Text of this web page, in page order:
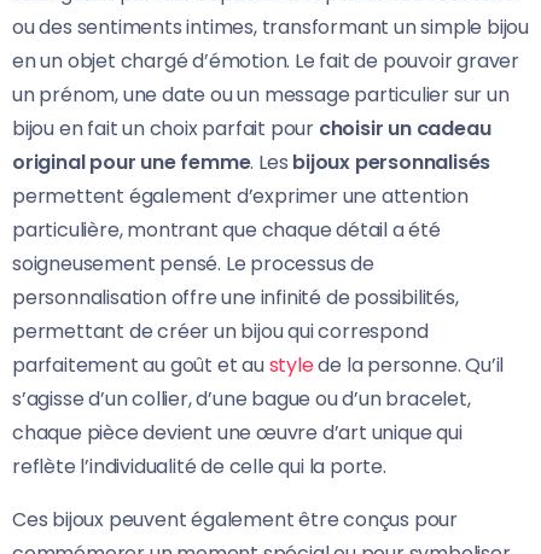
ou des sentiments intimes, transformant un simple bijou
en un objet chargé d’émotion. Le fait de pouvoir graver
un prénom, une date ou un message particulier sur un
bijou en fait un choix parfait pour choisir un cadeau
original pour une femme. Les bijoux personnalisés
permettent également d’exprimer une attention
particulière, montrant que chaque détail a été
soigneusement pensé. Le processus de
personnalisation offre une infinité de possibilités,
permettant de créer un bijou qui correspond
parfaitement au goût et austylede la personne. Qu’il
s’agisse d’un collier, d’une bague ou d’un bracelet,
chaque pièce devient une œuvre d’art unique qui
reflète l’individualité de celle qui la porte.
Ces bijoux peuvent également être conçus pour